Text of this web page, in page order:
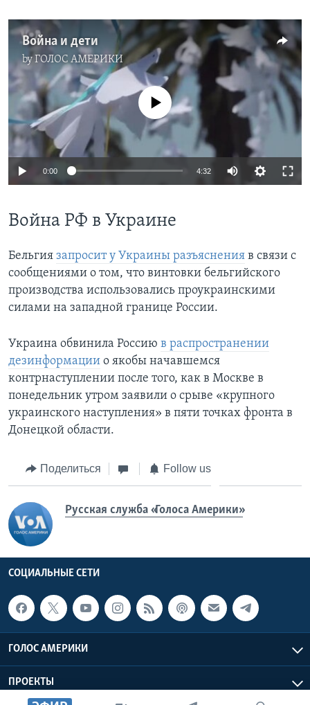
Война и дети
byГОЛОС АМЕРИКИ
No media source currently available
0:00 4:32
Война РФ в Украине
Бельгия запросит у Украины разъяснения в связи с
сообщениями о том, что винтовки бельгийского
производства использовались проукраинскими
силами на западной границе России.
Украина обвинила Россию в распространении
дезинформации о якобы начавшемся
контрнаступлении после того, как в Москве в
понедельник утром заявили о срыве «крупного
украинского наступления» в пяти точках фронта в
Донецкой области.
Поделиться Follow us
Русская служба «Голоса Америки»
СОЦИАЛЬНЫЕ СЕТИ
ГОЛОС АМЕРИКИ
ПРОЕКТЫ